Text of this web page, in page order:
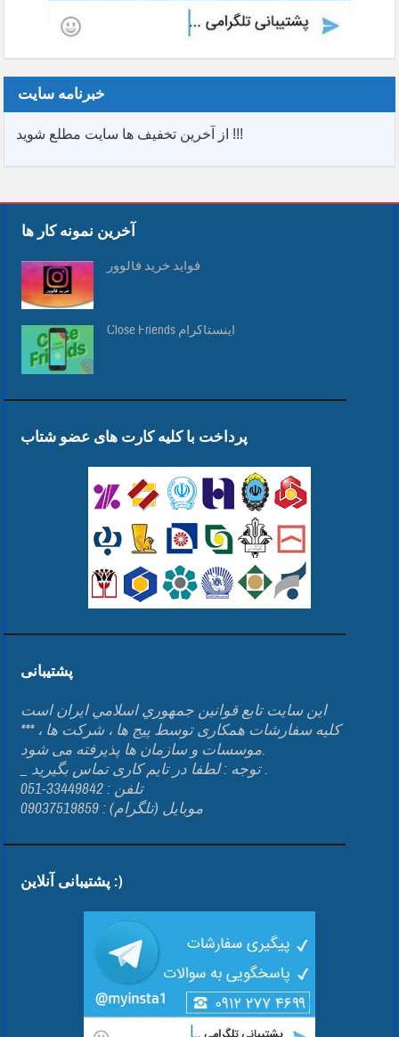
خبرنامه سایت
از آخرین تخفیف ها سایت مطلع شوید !!!
آخرین نمونه کار ها
فواید خرید فالوور
Close Friends اینستاگرام
پرداخت با کلیه کارت های عضو شتاب
پشتیبانی
اين سايت تابع قوانين جمهوري اسلامي ايران است
*** کلیه سفارشات همکاری توسط پیج ها ، شرکت ها ،
موسسات و سازمان ها پذیرفته می شود.
_ توجه : لطفا در تایم کاری تماس بگیرید .
تلفن : 33449842-051
موبایل (تلگرام) : 09037519859
پشتیبانی آنلاین :)